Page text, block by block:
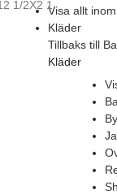
Visa allt
Kläder
Tillbaks till
Kläder
1/2X2 1